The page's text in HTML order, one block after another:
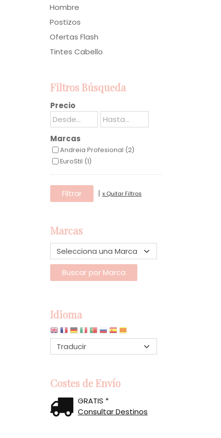
Hombre
Postizos
Ofertas Flash
Tintes Cabello
Filtros Búsqueda
Precio
Marcas
Andreia Profesional (2)
EuroStil (1)
| x Quitar Filtros
Marcas
Idioma
Costes de Envío
GRATIS *
Consultar Destinos